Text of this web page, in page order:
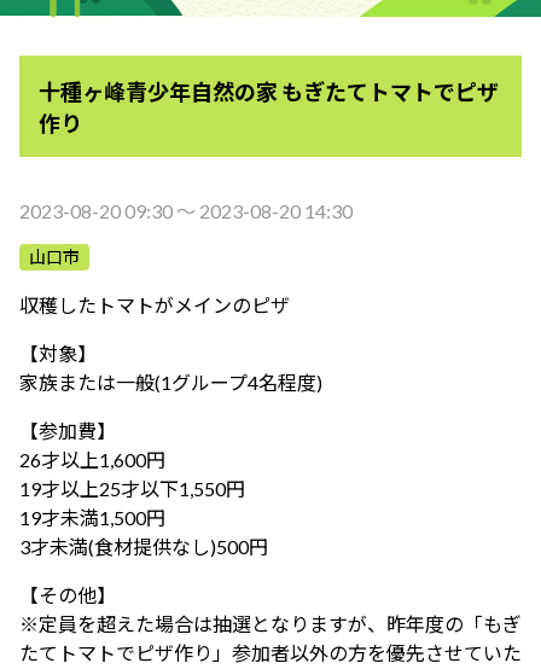
ごみを減らす
自然環境を守る
生活環境を守る（大気・水）
十種ヶ峰青少年自然の家 もぎたてトマトでピザ
作り
2023-08-20 09:30 〜 2023-08-20 14:30
山口市
収穫したトマトがメインのピザ
【対象】
家族または一般(1グループ4名程度)
【参加費】
26才以上1,600円
19才以上25才以下1,550円
19才未満1,500円
3才未満(食材提供なし)500円
【その他】
※定員を超えた場合は抽選となりますが、昨年度の「もぎ
たてトマトでピザ作り」参加者以外の方を優先させていた